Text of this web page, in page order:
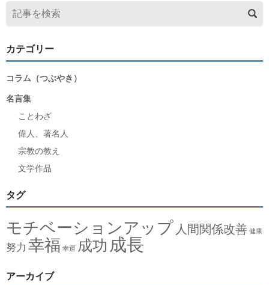
カテゴリー
コラム（つぶやき）
名言集
ことわざ
偉人、著名人
宗教の教え
文学作品
タグ
モチベーションアップ 人間関係改善 健康
努力 幸福 幸運 成功 成長
アーカイブ